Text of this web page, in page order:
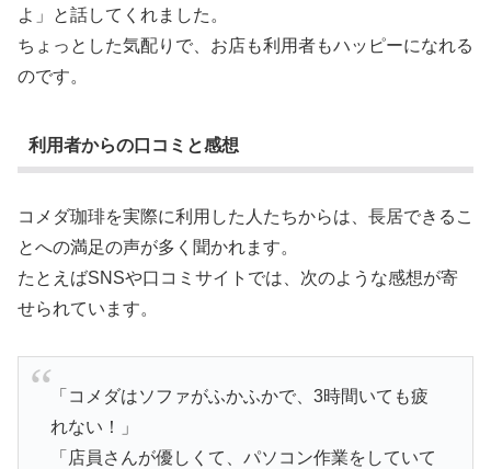
よ」と話してくれました。
ちょっとした気配りで、お店も利用者もハッピーになれる
のです。
利用者からの口コミと感想
コメダ珈琲を実際に利用した人たちからは、長居できるこ
とへの満足の声が多く聞かれます。
たとえばSNSや口コミサイトでは、次のような感想が寄
せられています。
「コメダはソファがふかふかで、3時間いても疲
れない！」
「店員さんが優しくて、パソコン作業をしていて